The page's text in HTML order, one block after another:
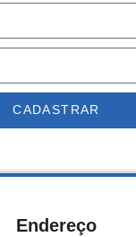
CADASTRAR
Endereço